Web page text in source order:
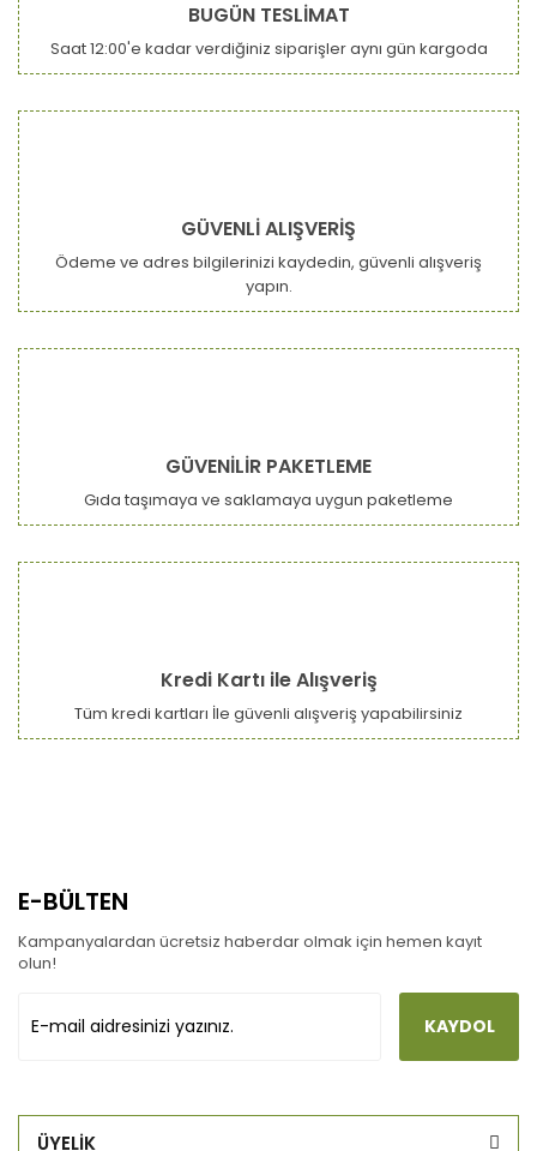
Ürün açıklamasında eksik bilgiler bulunuyor.
Ürün bilgilerinde hatalar bulunuyor.
Gönder
BUGÜN TESLİMAT
Saat 12:00'e kadar verdiğiniz siparişler aynı gün kargoda
GÜVENLİ ALIŞVERİŞ
Ödeme ve adres bilgilerinizi kaydedin, güvenli alışveriş
yapın.
GÜVENİLİR PAKETLEME
Gıda taşımaya ve saklamaya uygun paketleme
Kredi Kartı ile Alışveriş
Tüm kredi kartları İle güvenli alışveriş yapabilirsiniz
E-BÜLTEN
Kampanyalardan ücretsiz haberdar olmak için hemen kayıt
olun!
KAYDOL
ÜYELİK